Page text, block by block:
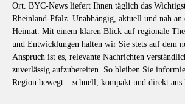
Ort. BYC-News liefert Ihnen täglich das
Rheinland-Pfalz. Unabhängig, aktuell und nah an
Heimat. Mit einem klaren Blick auf regionale
und Entwicklungen halten wir Sie stets auf dem
Anspruch ist es, relevante Nachrichten
zuverlässig aufzubereiten. So bleiben Sie
Region bewegt – schnell, kompakt und direkt aus